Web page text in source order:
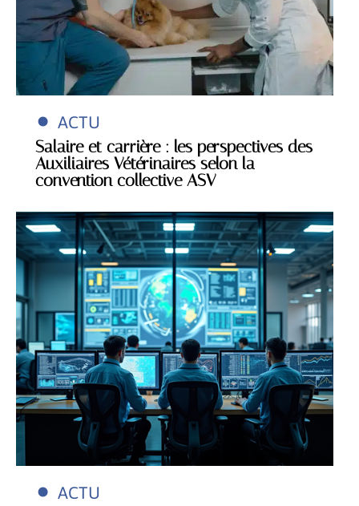
ACTU
Salaire et carrière : les perspectives des
Auxiliaires Vétérinaires selon la
convention collective ASV
ACTU